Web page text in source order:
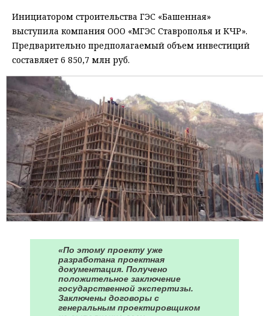
Инициатором строительства ГЭС «Башенная»
выступила компания ООО «МГЭС Ставрополья и КЧР».
Предварительно предполагаемый объем инвестиций
составляет 6 850,7 млн руб.
«По этому проекту уже
разработана проектная
документация. Получено
положительное заключение
государственной экспертизы.
Заключены договоры с
генеральным проектировщиком